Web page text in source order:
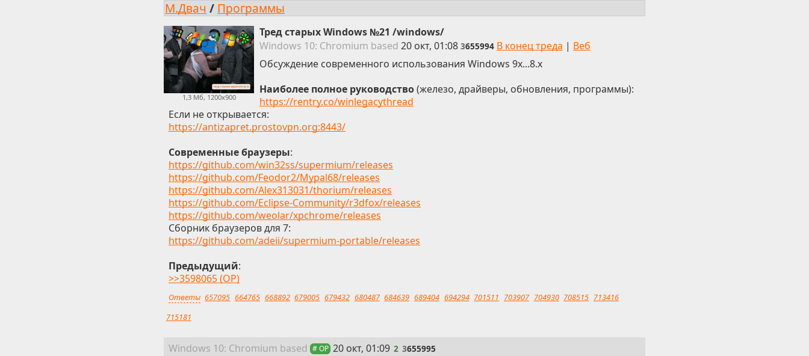
М.Двач / Программы
1,3 Мб, 1200x900
Тред старых Windows №21 /windows/
Windows 10: Chromium based 20 окт, 01:08 3655994 В конец треда | Веб
Обсуждение современного использования Windows 9x...8.x
Наиболее полное руководство(железо, драйверы, обновления, программы):
https://rentry.co/winlegacythread
Если не открывается:
https://antizapret.prostovpn.org:8443/
Современные браузеры:
https://github.com/win32ss/supermium/releases
https://github.com/Feodor2/Mypal68/releases
https://github.com/Alex313031/thorium/releases
https://github.com/Eclipse-Community/r3dfox/releases
https://github.com/weolar/xpchrome/releases
Сборник браузеров для 7:
https://github.com/adeii/supermium-portable/releases
Предыдущий:
>>3598065 (OP)
Ответы 657095 664765 668892 679005 679432 680487 684639 689404 694294 701511 703907 704930 708515 713416
715181
Windows 10: Chromium based # OP 2
20 окт, 01:09 2 3655995